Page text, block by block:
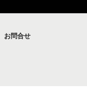
お問合せ